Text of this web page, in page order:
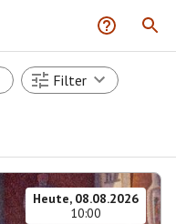
Filter
Heute, 08.08.2026
10:00